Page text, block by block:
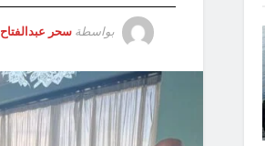
بواسطة سحر عبدالفتاح